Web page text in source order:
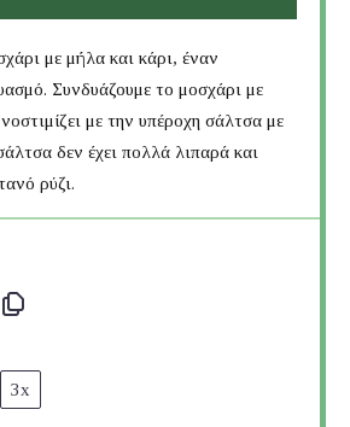
με μήλα και κάρι, έναν
Συνδυάζουμε το μοσχάρι με
με την υπέροχη σάλτσα με
δεν έχει πολλά λιπαρά και
ρύζι.
3x